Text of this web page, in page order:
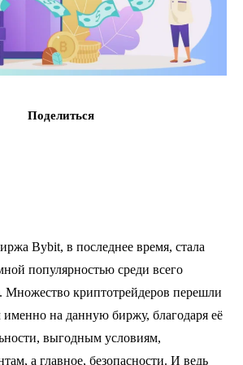
Поделиться
Bybit, в последнее время, стала
популярностью среди всего
Множество криптотрейдеров перешли
на данную биржу, благодаря её
выгодным условиям,
а главное, безопасности. И ведь